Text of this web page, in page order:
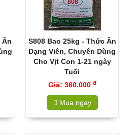
Ăn
S808 Bao 25kg - Thức Ăn
Dạng Viên, Chuyên Dùng
Cho Vịt Con 1-21 ngày
Tuổi
Giá: 360.000 đ
Mua ngay